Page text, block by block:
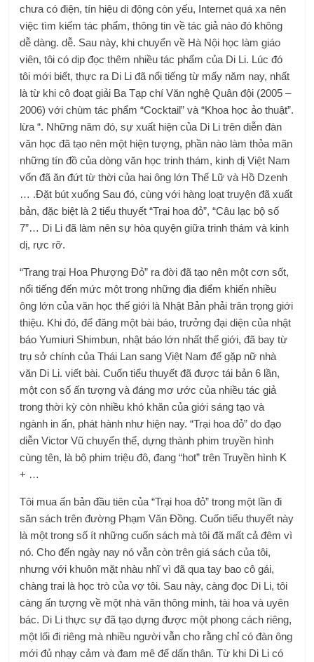
chưa có điện, tín hiệu di động còn yếu, Internet quá xa nên
việc tìm kiếm tác phẩm, thông tin về tác giả nào đó không
dễ dàng. dễ. Sau này, khi chuyển về Hà Nội học làm giáo
viên, tôi có dịp đọc thêm nhiều tác phẩm của Di Li. Lúc đó
tôi mới biết, thực ra Di Li đã nổi tiếng từ mấy năm nay, nhất
là từ khi cô đoạt giải Ba Tạp chí Văn nghệ Quân đội (2005 –
2006) với chùm tác phẩm “Cocktail” và “Khoa học ảo thuật”.
lừa “. Những năm đó, sự xuất hiện của Di Li trên diễn đàn
văn học đã tạo nên một hiện tượng, phần nào làm thỏa mãn
những tín đồ của dòng văn học trinh thám, kinh dị Việt Nam
vốn đã ăn đứt từ thời của hai ông lớn Thế Lữ và Hồ Dzenh
… .Đặt bút xuống Sau đó, cùng với hàng loạt truyện đã xuất
bản, đặc biệt là 2 tiểu thuyết “Trại hoa đỏ”, “Câu lạc bộ số
7”… Di Li đã làm nên sự hòa quyện giữa trinh thám và kinh
dị, rực rỡ.
“Trang trại Hoa Phượng Đỏ” ra đời đã tạo nên một cơn sốt,
nổi tiếng đến mức một trong những địa điểm khiến nhiều
ông lớn của văn học thế giới là Nhật Bản phải trân trọng giới
thiệu. Khi đó, để đăng một bài báo, trưởng đại diện của nhật
báo Yumiuri Shimbun, nhật báo lớn nhất thế giới, đã bay từ
trụ sở chính của Thái Lan sang Việt Nam để gặp nữ nhà
văn Di Li. viết bài. Cuốn tiểu thuyết đã được tái bản 6 lần,
một con số ấn tượng và đáng mơ ước của nhiều tác giả
trong thời kỳ còn nhiều khó khăn của giới sáng tạo và
ngành in ấn, phát hành như hiện nay. “Trại hoa đỏ” do đạo
diễn Victor Vũ chuyển thể, dựng thành phim truyền hình
cùng tên, là bộ phim triệu đô, đang “hot” trên Truyền hình K
+ …
Tôi mua ấn bản đầu tiên của “Trại hoa đỏ” trong một lần đi
săn sách trên đường Phạm Văn Đồng. Cuốn tiểu thuyết này
là một trong số ít những cuốn sách mà tôi đã mất cả đêm vì
nó. Cho đến ngày nay nó vẫn còn trên giá sách của tôi,
nhưng với khuôn mặt nhàu nhĩ vì đã qua tay bao cô gái,
chàng trai là học trò của vợ tôi. Sau này, càng đọc Di Li, tôi
càng ấn tượng về một nhà văn thông minh, tài hoa và uyên
bác. Di Li thực sự đã tạo dựng được một phong cách riêng,
một lối đi riêng mà nhiều người vẫn cho rằng chỉ có đàn ông
mới đủ nhạy cảm và đam mê để dấn thân. Từ khi Di Li có